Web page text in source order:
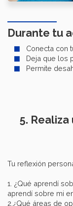
Durante tu
Conecta con
Deja que los
Permite
5.
Tu reflexión
1. ¿Qué aprendí
aprendí sobre mi
2.¿Qué áreas de